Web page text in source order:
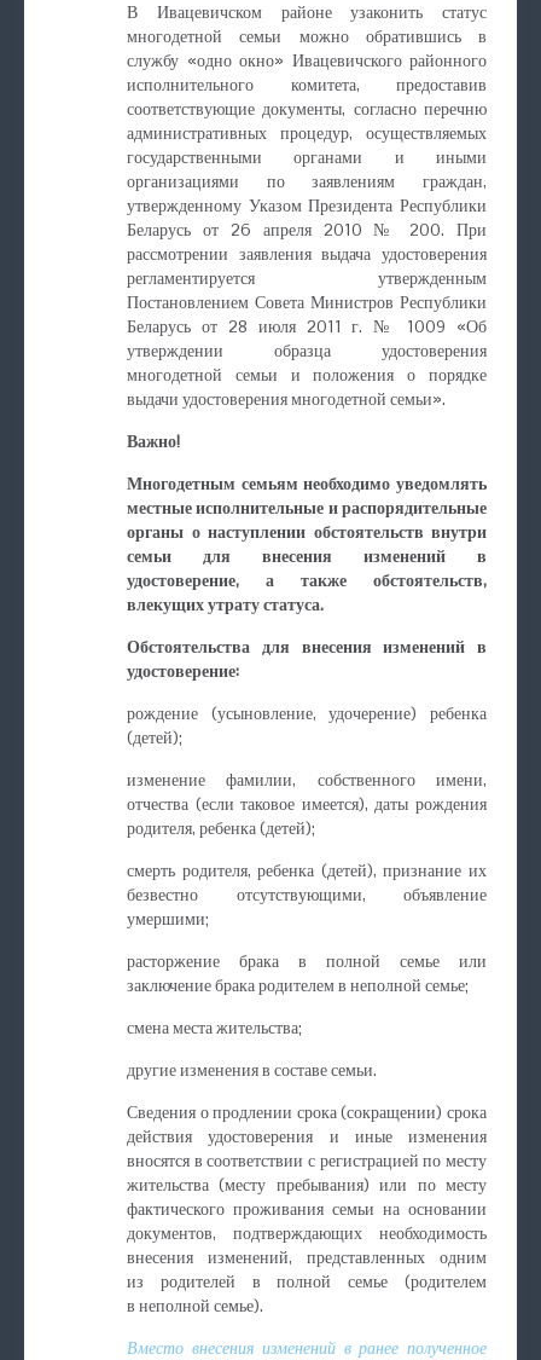
В Ивацевичском районе узаконить статус
многодетной семьи можно обратившись в
службу «одно окно» Ивацевичского районного
исполнительного комитета, предоставив
соответствующие документы, согласно перечню
административных процедур, осуществляемых
государственными органами и иными
организациями по заявлениям граждан,
утвержденному Указом Президента Республики
Беларусь от 26 апреля 2010 № 200. При
рассмотрении заявления выдача удостоверения
регламентируется утвержденным
Постановлением Совета Министров Республики
Беларусь от 28 июля 2011 г. № 1009 «Об
утверждении образца удостоверения
многодетной семьи и положения о порядке
выдачи удостоверения многодетной семьи».
Важно!
Многодетным семьям необходимо уведомлять
местные исполнительные и распорядительные
органы о наступлении обстоятельств внутри
семьи для внесения изменений в
удостоверение, а также обстоятельств,
влекущих утрату статуса.
Обстоятельства для внесения изменений в
удостоверение:
рождение (усыновление, удочерение) ребенка
(детей);
изменение фамилии, собственного имени,
отчества (если таковое имеется), даты рождения
родителя, ребенка (детей);
смерть родителя, ребенка (детей), признание их
безвестно отсутствующими, объявление
умершими;
расторжение брака в полной семье или
заключение брака родителем в неполной семье;
смена места жительства;
другие изменения в составе семьи.
Сведения о продлении срока (сокращении) срока
действия удостоверения и иные изменения
вносятся в соответствии с регистрацией по месту
жительства (месту пребывания) или по месту
фактического проживания семьи на основании
документов, подтверждающих необходимость
внесения изменений, представленных одним
из родителей в полной семье (родителем
в неполной семье).
Вместо внесения изменений в ранее полученное